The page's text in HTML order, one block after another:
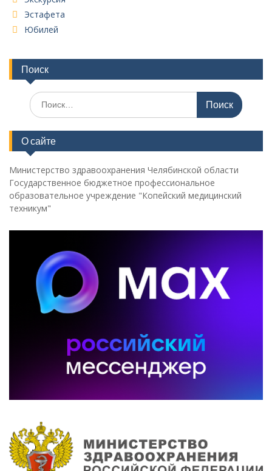
Эстафета
Юбилей
Поиск
Поиск
по:
О сайте
Министерство здравоохранения Челябинской области
Государственное бюджетное профессиональное
образовательное учреждение "Копейский медицинский
техникум"